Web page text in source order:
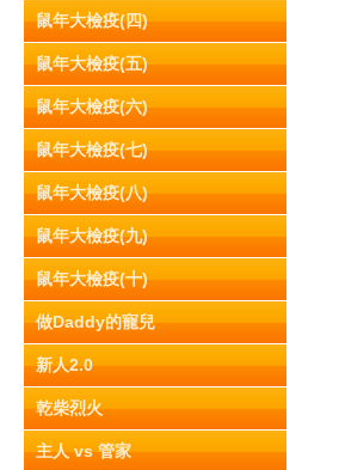
鼠年大檢疫(四)
鼠年大檢疫(五)
鼠年大檢疫(六)
鼠年大檢疫(七)
鼠年大檢疫(八)
鼠年大檢疫(九)
鼠年大檢疫(十)
做Daddy的寵兒
新人2.0
乾柴烈火
主人 vs 管家